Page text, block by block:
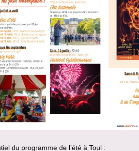
du programme de l’été à Toul :